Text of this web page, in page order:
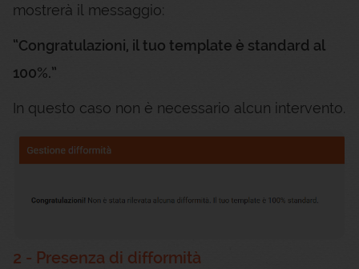
mostrerà il messaggio:
“Congratulazioni, il tuo template è standard al
100%.”
In questo caso non è necessario alcun intervento.
2 - Presenza di difformità